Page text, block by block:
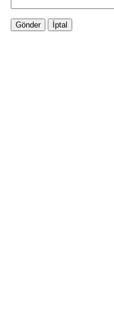
Gönder İptal